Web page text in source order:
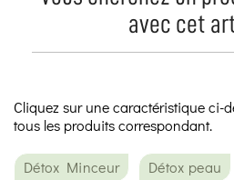
avec cet
Cliquez sur une caractéristique ci-
tous les produits correspondant.
Détox Minceur Détox peau